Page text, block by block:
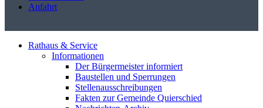
Anfahrt
Rathaus & Service
Informationen
Der Bürgermeister informiert
Baustellen und Sperrungen
Stellenausschreibungen
Fakten zur Gemeinde Quierschied